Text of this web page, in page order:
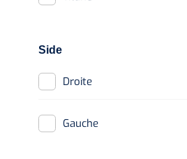
Side
Droite
Gauche